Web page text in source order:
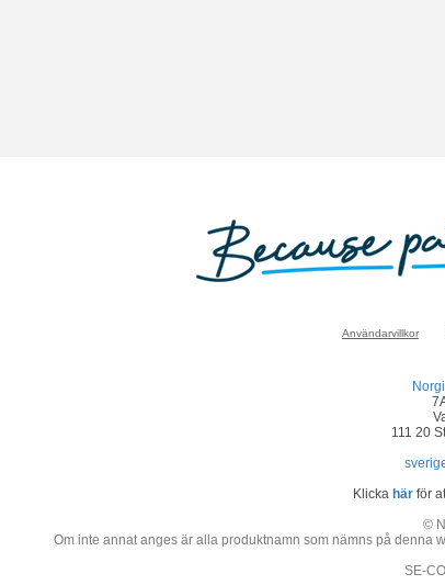
Användarvillkor
111 20
Klicka härför
©
Om inte annat anges är alla produktnamn som nämns på
SE-